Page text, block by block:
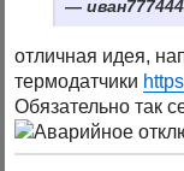
отличная идея,
термодатчики
Обязательно так